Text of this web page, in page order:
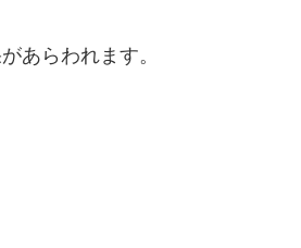
あらわれます。